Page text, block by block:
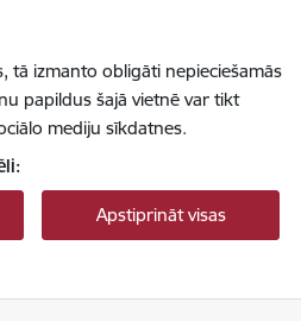
tā izmanto obligāti nepieciešamās
papildus šajā vietnē var tikt
mediju sīkdatnes.
Apstiprināt visas